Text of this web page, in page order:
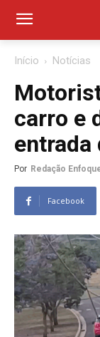
Início Notícias
carro e
entrada
Por Redação
Facebook